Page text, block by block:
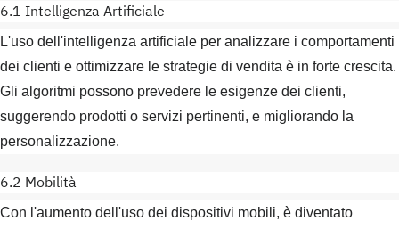
6.1 Intelligenza Artificiale
L'uso dell'intelligenza artificiale per analizzare i comportamenti
dei clienti e ottimizzare le strategie di vendita è in forte crescita.
Gli algoritmi possono prevedere le esigenze dei clienti,
suggerendo prodotti o servizi pertinenti, e migliorando la
personalizzazione.
6.2 Mobilità
Con l'aumento dell'uso dei dispositivi mobili, è diventato